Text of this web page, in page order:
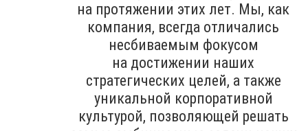
на протяжении этих лет. Мы, как
компания, всегда отличались
несбиваемым фокусом
на достижении наших
стратегических целей, а также
уникальной корпоративной
культурой, позволяющей решать